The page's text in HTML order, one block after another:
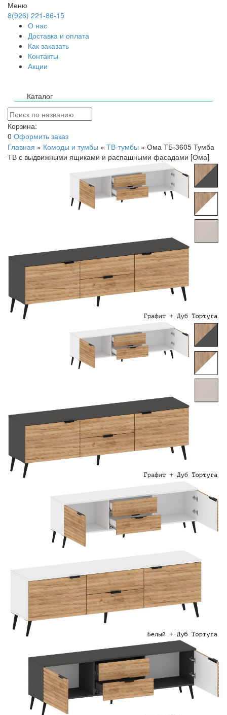
Меню
8(926) 221-86-15
О нас
Доставка и оплата
Как заказать
Контакты
Акции
Каталог
Корзина:
0 Оформить заказ
Главная » Комоды и тумбы » ТВ-тумбы » Ома ТБ-3605 Тумба
ТВ с выдвижными ящиками и распашными фасадами [Ома]